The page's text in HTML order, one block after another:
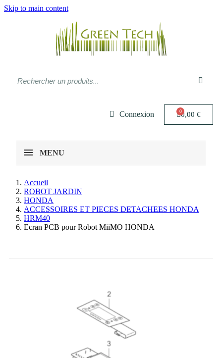
Skip to main content
Connexion 0,00 €
MENU
Accueil
ROBOT JARDIN
HONDA
ACCESSOIRES ET PIECES DETACHEES HONDA
HRM40
Ecran PCB pour Robot MiiMO HONDA